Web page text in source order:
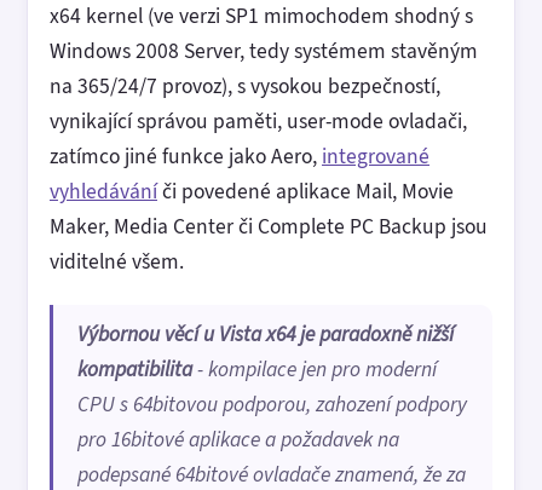
x64 kernel (ve verzi SP1 mimochodem shodný s
Windows 2008 Server, tedy systémem stavěným
na 365/24/7 provoz), s vysokou bezpečností,
vynikající správou paměti, user-mode ovladači,
zatímco jiné funkce jako Aero, integrované
vyhledáváníči povedené aplikace Mail, Movie
Maker, Media Center či Complete PC Backup jsou
viditelné všem.
Výbornou věcí u Vista x64 je paradoxně nižší
kompatibilita- kompilace jen pro moderní
CPU s 64bitovou podporou, zahození podpory
pro 16bitové aplikace a požadavek na
podepsané 64bitové ovladače znamená, že za